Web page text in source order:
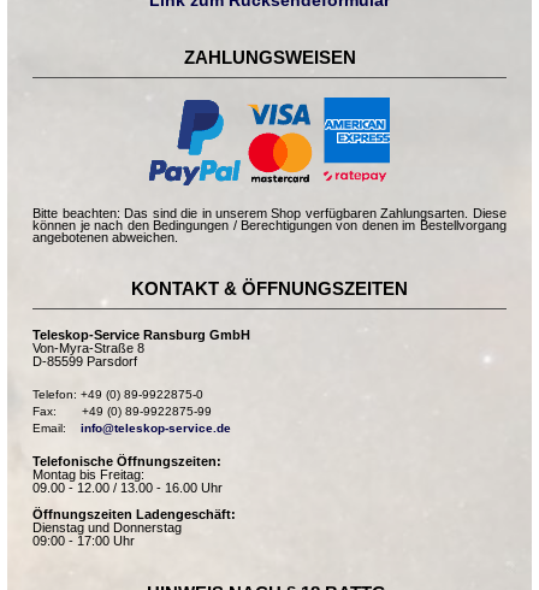
ZAHLUNGSWEISEN
Bitte beachten: Das sind die in unserem Shop verfügbaren Zahlungsarten. Diese
können je nach den Bedingungen / Berechtigungen von denen im Bestellvorgang
angebotenen abweichen.
KONTAKT & ÖFFNUNGSZEITEN
Teleskop-Service Ransburg GmbH
Von-Myra-Straße 8
D-85599 Parsdorf
Telefon: +49 (0) 89-9922875-0
Fax:       +49 (0) 89-9922875-99
Email: info@teleskop-service.de
Telefonische Öffnungszeiten:
Montag bis Freitag:
09.00 - 12.00 / 13.00 - 16.00 Uhr
Öffnungszeiten Ladengeschäft:
Dienstag und Donnerstag
09:00 - 17:00 Uhr